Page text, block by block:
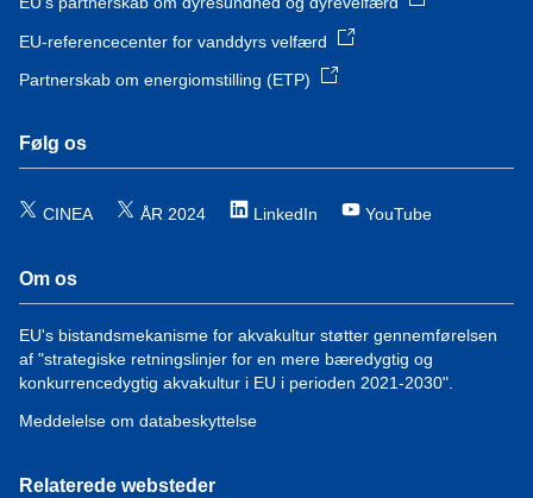
EU-referencecenter for vanddyrs velfærd
Partnerskab om energiomstilling (ETP)
Følg os
CINEA ÅR 2024 LinkedIn YouTube
Om os
EU's bistandsmekanisme for akvakultur støtter gennemførelsen
af "strategiske retningslinjer for en mere bæredygtig og
konkurrencedygtig akvakultur i EU i perioden 2021-2030".
Meddelelse om databeskyttelse
Relaterede websteder